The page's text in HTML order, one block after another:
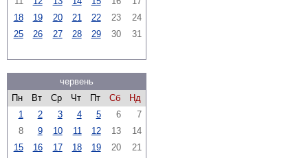
18
19 20 21 22 23
24
25
26 27 28 29 30 31
червень
Пн
Вт Ср Чт Пт Сб
Нд
1
2 3 4 5 6
7
8
9 10 11 12 13
14
15
16 17 18 19 20
21